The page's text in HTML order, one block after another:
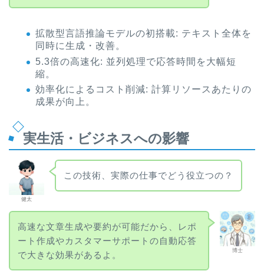
拡散型言語推論モデルの初搭載: テキスト全体を
同時に生成・改善。
5.3倍の高速化: 並列処理で応答時間を大幅短
縮。
効率化によるコスト削減: 計算リソースあたりの
成果が向上。
実生活・ビジネスへの影響
健太
この技術、実際の仕事でどう役立つの？
博士
高速な文章生成や要約が可能だから、レポ
ート作成やカスタマーサポートの自動応答
で大きな効果があるよ。